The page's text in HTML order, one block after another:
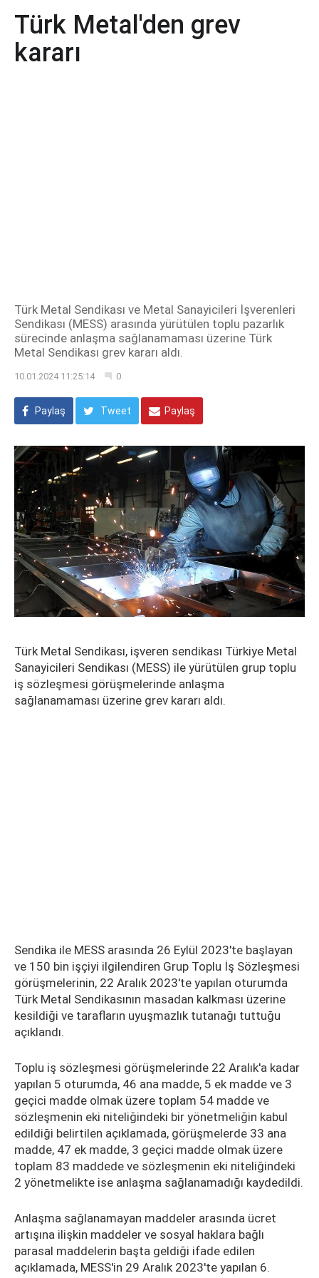
Türk Metal'den grev
kararı
Türk Metal Sendikası ve Metal Sanayicileri İşverenleri
Sendikası (MESS) arasında yürütülen toplu pazarlık
sürecinde anlaşma sağlanamaması üzerine Türk
Metal Sendikası grev kararı aldı.
10.01.2024 11:25:14 0
Paylaş Tweet Paylaş
Türk Metal Sendikası, işveren sendikası Türkiye Metal
Sanayicileri Sendikası (MESS) ile yürütülen grup toplu
iş sözleşmesi görüşmelerinde anlaşma
sağlanamaması üzerine grev kararı aldı.
Sendika ile MESS arasında 26 Eylül 2023'te başlayan
ve 150 bin işçiyi ilgilendiren Grup Toplu İş Sözleşmesi
görüşmelerinin, 22 Aralık 2023'te yapılan oturumda
Türk Metal Sendikasının masadan kalkması üzerine
kesildiği ve tarafların uyuşmazlık tutanağı tuttuğu
açıklandı.
Toplu iş sözleşmesi görüşmelerinde 22 Aralık'a kadar
yapılan 5 oturumda, 46 ana madde, 5 ek madde ve 3
geçici madde olmak üzere toplam 54 madde ve
sözleşmenin eki niteliğindeki bir yönetmeliğin kabul
edildiği belirtilen açıklamada, görüşmelerde 33 ana
madde, 47 ek madde, 3 geçici madde olmak üzere
toplam 83 maddede ve sözleşmenin eki niteliğindeki
2 yönetmelikte ise anlaşma sağlanamadığı kaydedildi.
Anlaşma sağlanamayan maddeler arasında ücret
artışına ilişkin maddeler ve sosyal haklara bağlı
parasal maddelerin başta geldiği ifade edilen
açıklamada, MESS'in 29 Aralık 2023'te yapılan 6.